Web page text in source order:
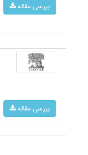
بررسی مقاله
بررسی مقاله